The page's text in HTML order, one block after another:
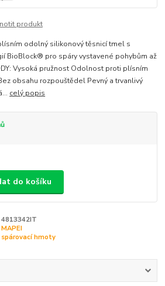
produkt
odolný silikonový těsnicí tmel s
BioBlock® pro spáry vystavené pohybům až
Vysoká pružnost Odolnost proti plísním
obsahu rozpouštědel Pevný a trvanlivý
celý popis
do košíku
4813342IT
MAPEI
spárovací hmoty